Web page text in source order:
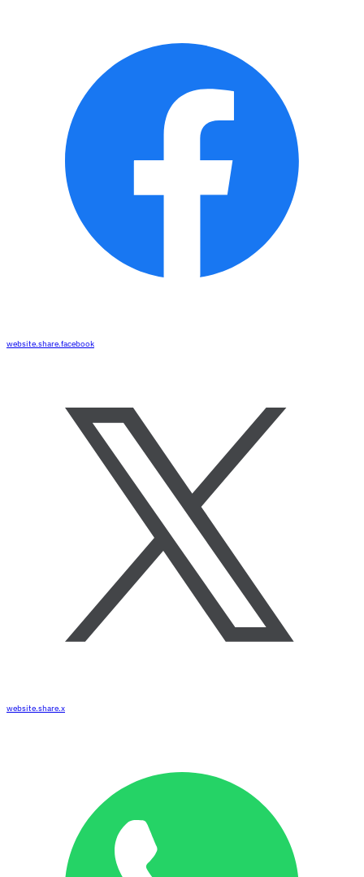
website.share.facebook
website.share.x